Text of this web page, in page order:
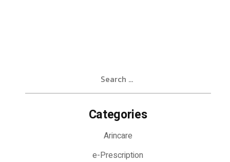
Categories
Arincare
e-Prescription